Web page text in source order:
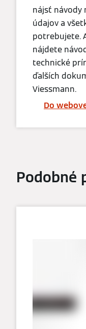
nájsť návody
údajov a
potrebujete.
nájdete
technické
ďalších
Viessmann.
Do
Podobné